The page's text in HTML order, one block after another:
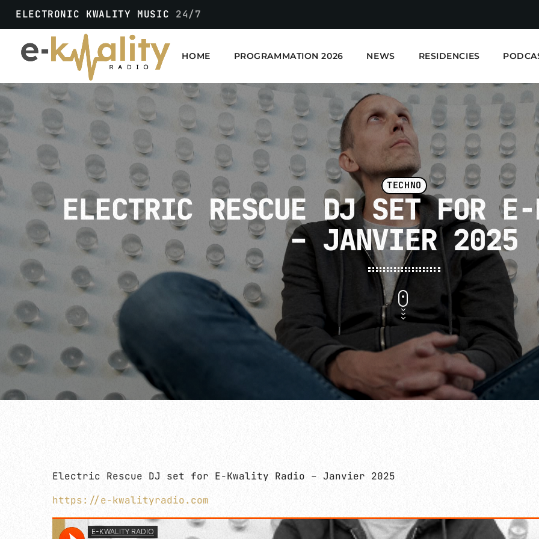
ELECTRONIC KWALITY MUSIC 24/7
HOME PROGRAMMATION 2026 NEWS RESIDENCIES
E-Kwality Radio -
EN COURS DE LECTURE
RAVEHOUSE
RAVEHOUSE
PROGRAMMATION E-KWALITY À VENIR
TECHNO
ELECTRIC RESCUE DJ SET FOR
– JANVIER 2025
Electric Rescue DJ set for E-Kwality Radio – Janvier 2025
https://e-kwalityradio.com